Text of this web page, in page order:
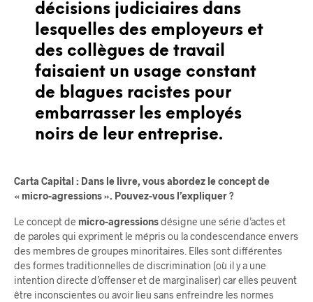
décisions judiciaires dans
lesquelles des employeurs et
des collègues de travail
faisaient un usage constant
de blagues racistes pour
embarrasser les employés
noirs de leur entreprise.
Carta Capital : Dans le livre, vous abordez le concept de
« micro-agressions ». Pouvez-vous l’expliquer ?
Le concept de micro-agressionsdésigne une série d’actes et
de paroles qui expriment le mépris ou la condescendance envers
des membres de groupes minoritaires. Elles sont différentes
des formes traditionnelles de discrimination (où il y a une
intention directe d’offenser et de marginaliser) car elles peuvent
être inconscientes ou avoir lieu sans enfreindre les normes